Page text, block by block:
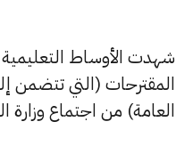
شهدت الأوساط
المقترحات (التي تتضمن
العامة) من اجتماع وزارة